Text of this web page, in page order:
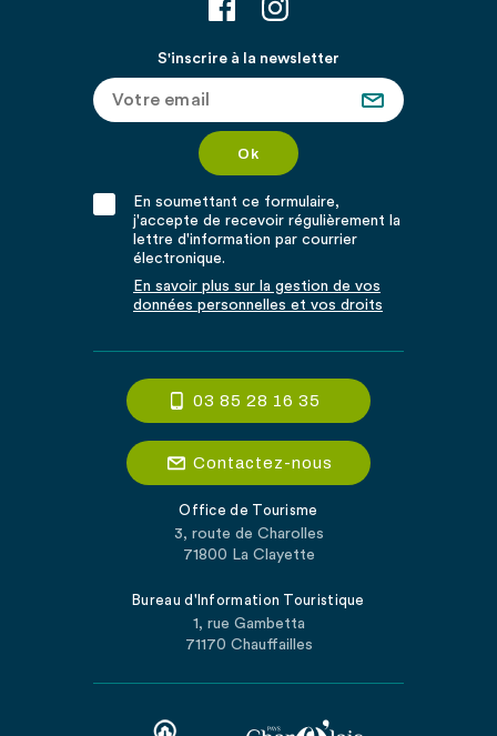
S'inscrire à la newsletter
En soumettant ce formulaire,
j'accepte de recevoir régulièrement la
lettre d'information par courrier
électronique.
En savoir plus sur la gestion de vos
données personnelles et vos droits
03 85 28 16 35
Contactez-nous
Office de Tourisme
3, route de Charolles
71800 La Clayette
Bureau d'Information Touristique
1, rue Gambetta
71170 Chauffailles